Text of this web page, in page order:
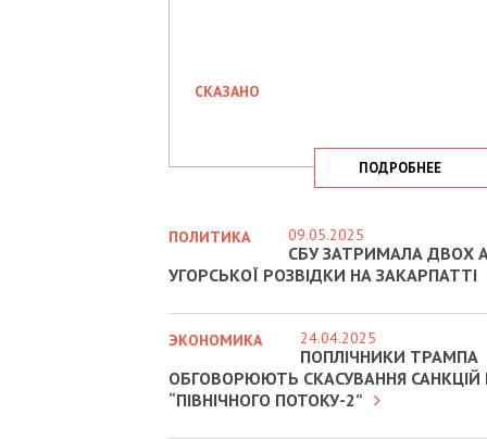
СКАЗАНО
ПОДРОБНЕЕ
ПОЛИТИКА 09.05.2025
СБУ ЗАТРИМАЛА ДВОХ
УГОРСЬКОЇ РОЗВІДКИ НА ЗАКАРПАТТІ
ЭКОНОМИКА 24.04.2025
ПОПЛІЧНИКИ ТРАМПА
ОБГОВОРЮЮТЬ СКАСУВАННЯ САНКЦІЙ
“ПІВНІЧНОГО ПОТОКУ-2”